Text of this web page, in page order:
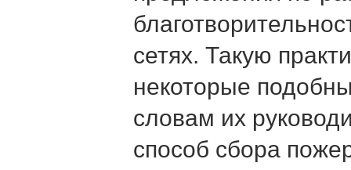
сетях. Такую
некоторые
словам их
способ сбора